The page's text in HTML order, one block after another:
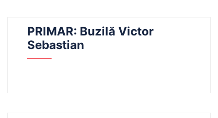
PRIMAR: Buzilă Victor
Sebastian